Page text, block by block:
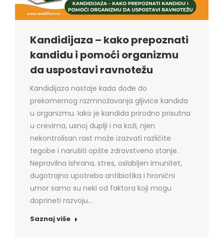
Kandidijaza – kako prepoznati
kandidu i pomoći organizmu
da uspostavi ravnotežu
Kandidijaza nastaje kada dođe do
prekomernog razmnožavanja gljivice kandida
u organizmu. Iako je kandida prirodno prisutna
u crevima, usnoj duplji i na koži, njen
nekontrolisan rast može izazvati različite
tegobe i narušiti opšte zdravstveno stanje.
Nepravilna ishrana, stres, oslabljen imunitet,
dugotrajna upotreba antibiotika i hronični
umor samo su neki od faktora koji mogu
doprineti razvoju…
Saznaj više